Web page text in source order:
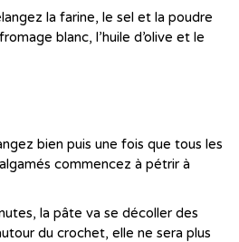
la farine, le sel et la poudre
blanc, l’huile d’olive et le
bien puis une fois que tous les
commencez à pétrir à
la pâte va se décoller des
du crochet, elle ne sera plus